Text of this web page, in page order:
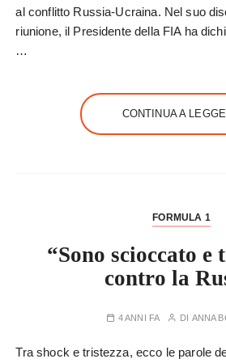
al conflitto Russia-Ucraina. Nel suo
riunione, il Presidente della FIA ha
…
CONTINUA A
FORMULA 1
“Sono scioccato e
contro la
4 ANNI FA DI ANNA
Tra shock e tristezza, ecco le parole